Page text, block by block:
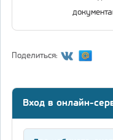
Поделиться:
Вход в онлайн-